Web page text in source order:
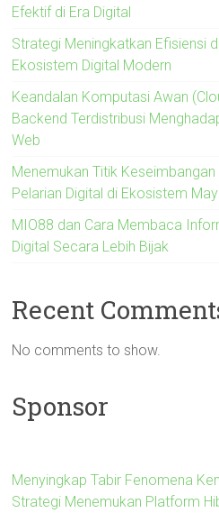
Efektif di Era Digital
Strategi Meningkatkan Efisiensi
Ekosistem Digital Modern
Keandalan Komputasi Awan
Backend Terdistribusi
Web
Menemukan Titik
Pelarian Digital di Ekosistem
MIO88 dan Cara Membaca
Digital Secara Lebih Bijak
Recent
No comments to show.
Sponsor
Menyingkap Tabir Fenomena
Strategi Menemukan Platform